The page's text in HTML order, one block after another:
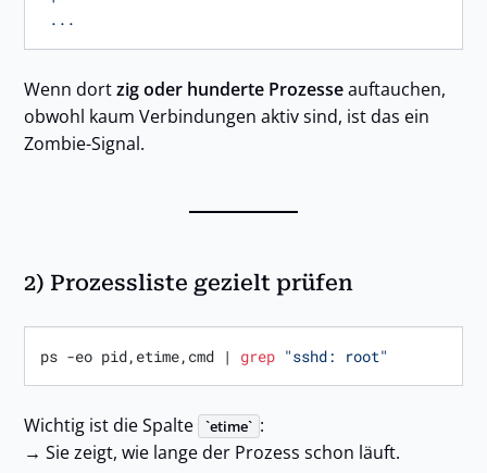
...
Wenn dortzig oder hunderte Prozesseauftauchen,
obwohl kaum Verbindungen aktiv sind, ist das ein
Zombie-Signal.
2) Prozessliste gezielt prüfen
ps -eo pid,etime,cmd | grep "sshd: root"
Wichtig ist die Spalte etime
:
→ Sie zeigt, wie lange der Prozess schon läuft.